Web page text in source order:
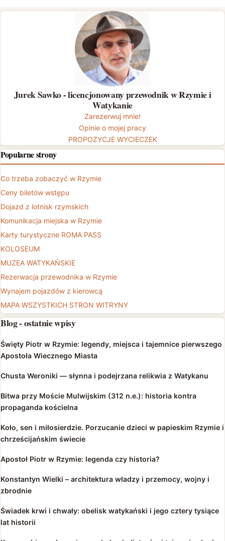
Jurek Sawko - licencjonowany przewodnik w Rzymie i
Watykanie
Zarezerwuj mnie!
Opinie o mojej pracy
PROPOZYCJE WYCIECZEK
Popularne strony
Co trzeba zobaczyć w Rzymie
Ceny biletów wstępu
Dojazd z lotnisk rzymskich
Komunikacja miejska w Rzymie
Karty turystyczne ROMA PASS
KOLOSEUM
MUZEA WATYKAŃSKIE
Rezerwacja przewodnika w Rzymie
Wynajem pojazdów z kierowcą
MAPA WSZYSTKICH STRON WITRYNY
Blog - ostatnie wpisy
Święty Piotr w Rzymie: legendy, miejsca i tajemnice pierwszego
Apostoła Wiecznego Miasta
Chusta Weroniki — słynna i podejrzana relikwia z Watykanu
Bitwa przy Moście Mulwijskim (312 n.e.): historia kontra
propaganda kościelna
Koło, sen i miłosierdzie. Porzucanie dzieci w papieskim Rzymie i
chrześcijańskim świecie
Apostoł Piotr w Rzymie: legenda czy historia?
Konstantyn Wielki – architektura władzy i przemocy, wojny i
zbrodnie
Świadek krwi i chwały: obelisk watykański i jego cztery tysiące
lat historii